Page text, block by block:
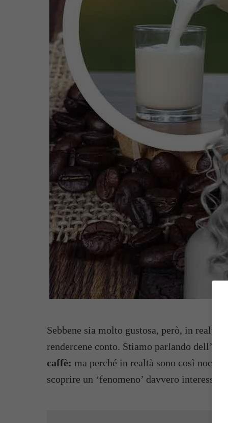
Sebbene sia molto gustosa, però, in realtà
rendercene conto. Stiamo parlando
caffè: ma perché in realtà sono così
scoprire un ‘fenomeno’ davvero